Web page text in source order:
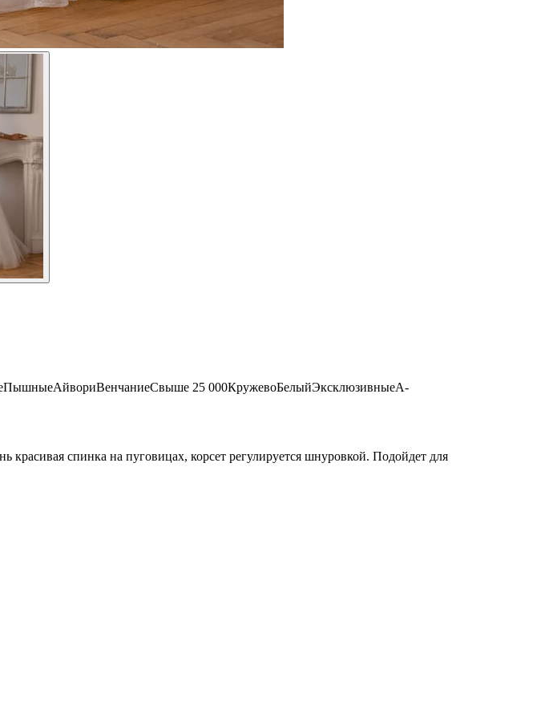
ПышныеАйвориВенчаниеСвыше 25 000КружевоБелыйЭксклюзивныеА-
спинка на пуговицах, корсет регулируется шнуровкой. Подойдет для